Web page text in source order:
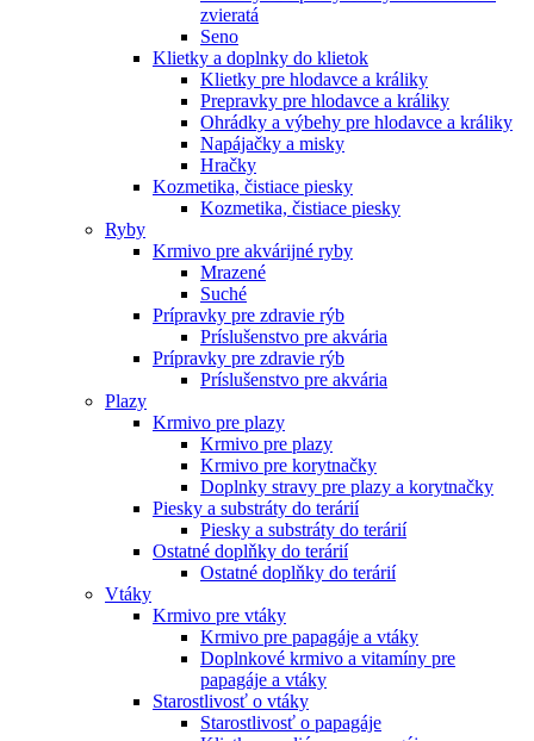
zvieratá
Seno
Klietky a doplnky do klietok
Klietky pre hlodavce a králiky
Prepravky pre hlodavce a králiky
Ohrádky a výbehy pre hlodavce a králiky
Napájačky a misky
Hračky
Kozmetika, čistiace piesky
Kozmetika, čistiace piesky
Ryby
Krmivo pre akvárijné ryby
Mrazené
Suché
Prípravky pre zdravie rýb
Príslušenstvo pre akvária
Prípravky pre zdravie rýb
Príslušenstvo pre akvária
Plazy
Krmivo pre plazy
Krmivo pre plazy
Krmivo pre korytnačky
Doplnky stravy pre plazy a korytnačky
Piesky a substráty do terárií
Piesky a substráty do terárií
Ostatné doplňky do terárií
Ostatné doplňky do terárií
Vtáky
Krmivo pre vtáky
Krmivo pre papagáje a vtáky
Doplnkové krmivo a vitamíny pre
papagáje a vtáky
Starostlivosť o vtáky
Starostlivosť o papagáje